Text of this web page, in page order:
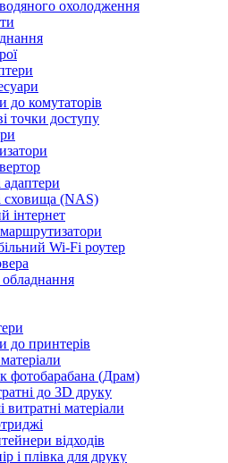
охолодження
до комутаторів
точки доступу
сховища (NAS)
інтернет
Wi-Fi роутер
до принтерів
фотобарабана (Драм)
до 3D друку
витратні матеріали
відходів
і плівка для друку